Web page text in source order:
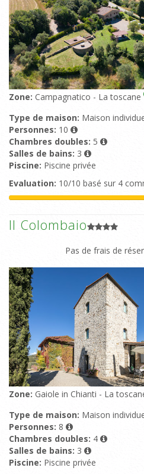
Zone: Campagnatico - La toscane
Type de maison: Maison
Personnes: 10
Chambres doubles: 5
Salles de bains: 3
Piscine: Piscine privée
Evaluation: 10/10 basé sur 4
Il Colombaio
Pas de frais de
Zone: Gaiole in Chianti - La
Type de maison: Maison
Personnes: 8
Chambres doubles: 4
Salles de bains: 3
Piscine: Piscine privée